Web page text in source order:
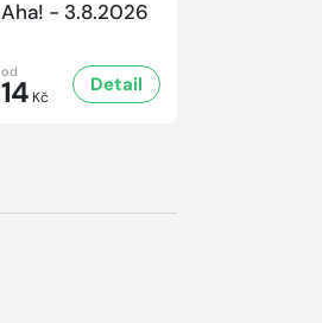
Aha! - 3.8.2026
od
14 Kč
Detail